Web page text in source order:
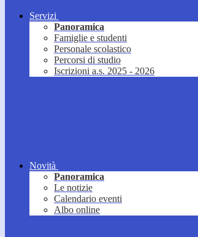
Servizi
Panoramica
Famiglie e studenti
Personale scolastico
Percorsi di studio
Iscrizioni a.s. 2025 - 2026
Novità
Panoramica
Le notizie
Calendario eventi
Albo online